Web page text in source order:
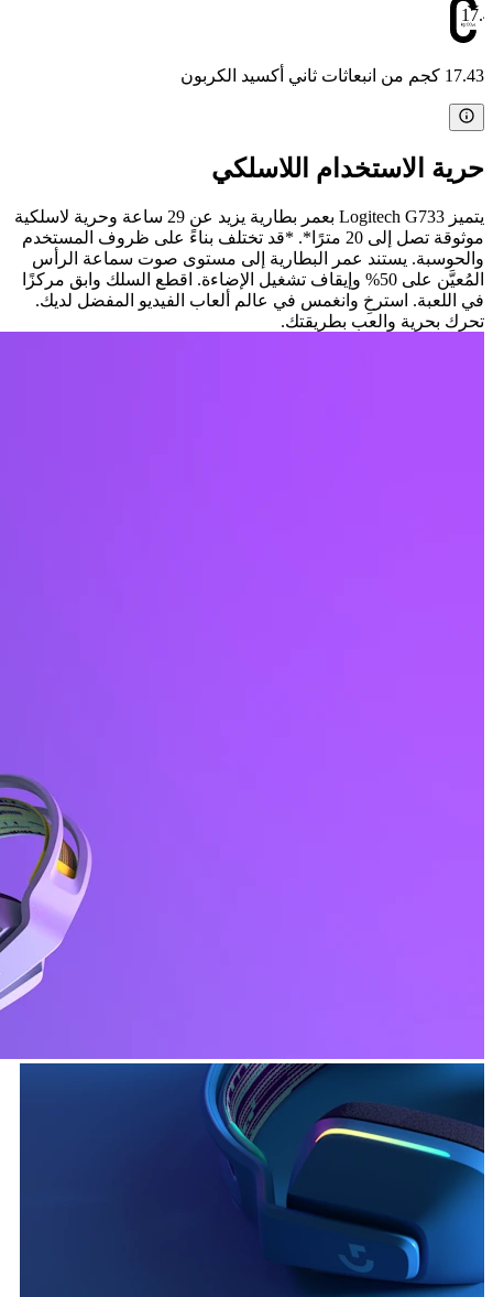
17.43 كجم من انبعاثات ثاني أكسيد الكربون
حرية الاستخدام اللاسلكي
يتميز Logitech G733 بعمر بطارية يزيد عن 29 ساعة وحرية لاسلكية
موثوقة تصل إلى 20 مترًا*. *قد تختلف بناءً على ظروف المستخدم
والحوسبة. يستند عمر البطارية إلى مستوى صوت سماعة الرأس
المُعيَّن على 50% وإيقاف تشغيل الإضاءة. اقطع السلك وابق مركزًا
في اللعبة. استرخِ وانغمس في عالم ألعاب الفيديو المفضل لديك.
تحرك بحرية والعب بطريقتك.